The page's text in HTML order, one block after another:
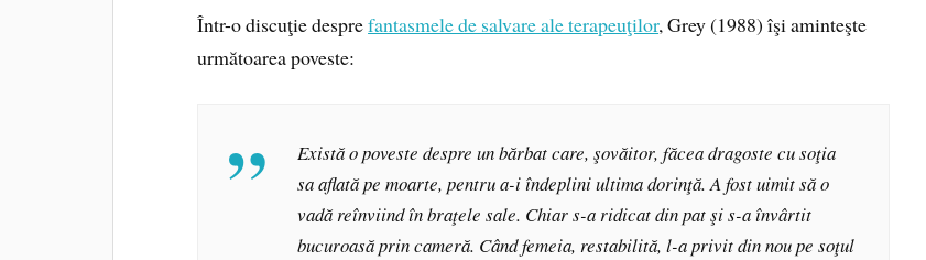
Într-o discuţie desprefantasmele de salvare ale terapeuţilor, Grey (1988) îşi aminteşte
următoarea poveste:
Există o poveste despre un bărbat care, şovăitor, făcea dragoste cu soţia
sa aflată pe moarte, pentru a-i îndeplini ultima dorinţă. A fost uimit să o
vadă reînviind în braţele sale. Chiar s-a ridicat din pat şi s-a învârtit
bucuroasă prin cameră. Când femeia, restabilită, l-a privit din nou pe soţul